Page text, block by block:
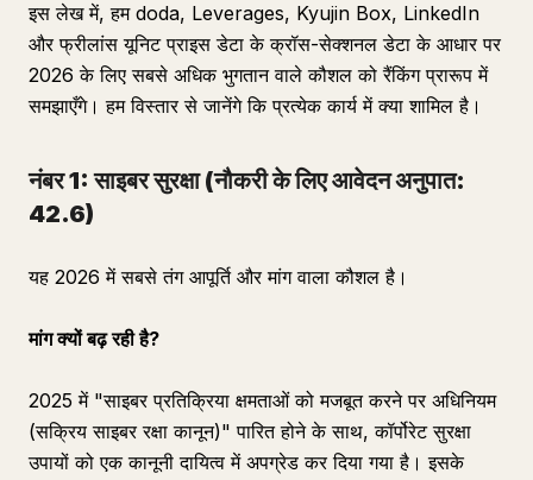
इस लेख में, हम doda, Leverages, Kyujin Box, LinkedIn
और फ्रीलांस यूनिट प्राइस डेटा के क्रॉस-सेक्शनल डेटा के आधार पर
2026 के लिए सबसे अधिक भुगतान वाले कौशल को रैंकिंग प्रारूप में
समझाएँगे। हम विस्तार से जानेंगे कि प्रत्येक कार्य में क्या शामिल है।
नंबर 1: साइबर सुरक्षा (नौकरी के लिए आवेदन अनुपात:
42.6)
यह 2026 में सबसे तंग आपूर्ति और मांग वाला कौशल है।
मांग क्यों बढ़ रही है?
2025 में "साइबर प्रतिक्रिया क्षमताओं को मजबूत करने पर अधिनियम
(सक्रिय साइबर रक्षा कानून)" पारित होने के साथ, कॉर्पोरेट सुरक्षा
उपायों को एक कानूनी दायित्व में अपग्रेड कर दिया गया है। इसके